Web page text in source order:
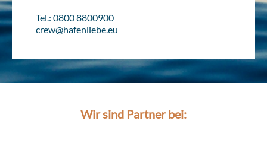
Tel.: 0800 8800900
crew@hafenliebe.eu
Wir sind Partner bei: